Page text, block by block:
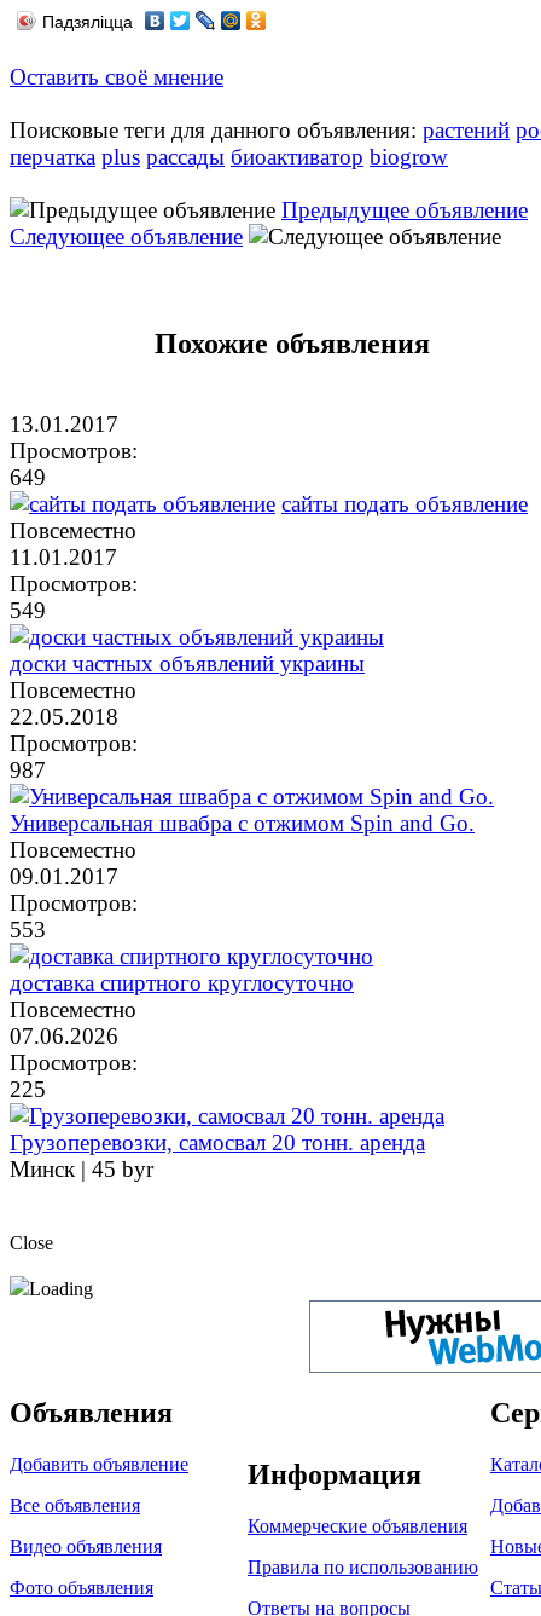
Падзяліцца
Оставить своё мнение
Поисковые теги для данного объявления: растений
перчатка plus рассады биоактиватор biogrow
Предыдущее объявление
Следующее объявление
Похожие объявления
13.01.2017
Просмотров:
649
сайты подать объявление
Повсеместно
11.01.2017
Просмотров:
549
доски частных объявлений украины
Повсеместно
22.05.2018
Просмотров:
987
Универсальная швабра с отжимом Spin and Go.
Повсеместно
09.01.2017
Просмотров:
553
доставка спиртного круглосуточно
Повсеместно
07.06.2026
Просмотров:
225
Грузоперевозки, самосвал 20 тонн. аренда
Минск | 45 byr
Close
Loading
Объявления
Добавить объявление
Все объявления
Видео объявления
Фото объявления
Информация
Коммерческие объявления
Правила по использованию
Ответы на вопросы